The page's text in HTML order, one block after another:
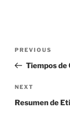
Previous
Post
PREVIOUS
Tiempos de
Next
Post
NEXT
Resumen de